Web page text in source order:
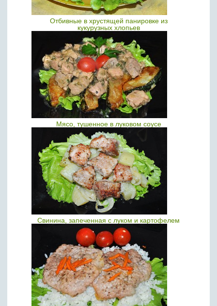
Отбивные в хрустящей панировке из
кукурузных хлопьев
Мясо, тушенное в луковом соусе
Свинина, запеченная с луком и картофелем